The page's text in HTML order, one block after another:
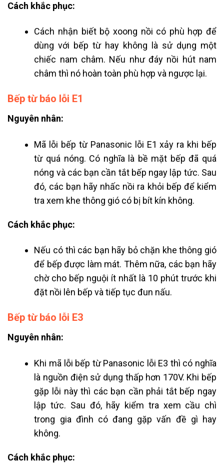
Cách khắc phục:
Cách nhận biết bộ xoong nồi có phù hợp để
dùng với bếp từ hay không là sử dụng một
chiếc nam châm. Nếu như đáy nồi hút nam
châm thì nó hoàn toàn phù hợp và ngược lại.
Bếp từ báo lỗi E1
Nguyên nhân:
Mã lỗi bếp từ Panasonic lỗi E1 xảy ra khi bếp
từ quá nóng. Có nghĩa là bề mặt bếp đã quá
nóng và các bạn cần tắt bếp ngay lập tức. Sau
đó, các bạn hãy nhấc nồi ra khỏi bếp để kiểm
tra xem khe thông gió có bị bít kín không.
Cách khắc phục:
Nếu có thì các bạn hãy bỏ chặn khe thông gió
để bếp được làm mát. Thêm nữa, các bạn hãy
chờ cho bếp nguội ít nhất là 10 phút trước khi
đặt nồi lên bếp và tiếp tục đun nấu.
Bếp từ báo lỗi E3
Nguyên nhân:
Khi mã lỗi bếp từ Panasonic lỗi E3 thì có nghĩa
là nguồn điện sử dụng thấp hơn 170V. Khi bếp
gặp lỗi này thì các bạn cần phải tắt bếp ngay
lập tức. Sau đó, hãy kiểm tra xem cầu chì
trong gia đình có đang gặp vấn đề gì hay
không.
Cách khắc phục: